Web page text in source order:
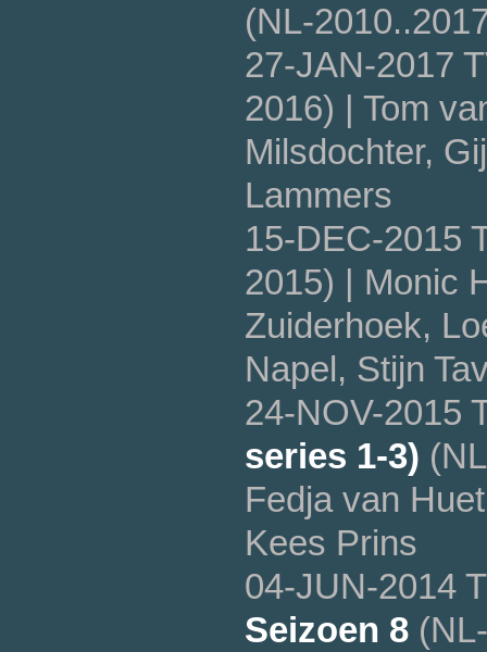
(NL-
27-JAN-2017
2016) | Tom
Milsdochter,
Lammers
15-DEC-2015
2015) | Monic
Zuiderhoek,
Napel, Stijn
24-NOV-2015
series 1-3)
Fedja van
Kees Prins
04-JUN-2014
Seizoen 8